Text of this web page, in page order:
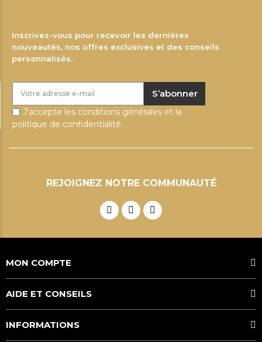
Inscrivez-vous pour recevoir les dernières
nouveautés, nos offres exclusives et des conseils
personnalisés.
S’abonner
J'accepte les conditions générales et la
politique de confidentialité.
REJOIGNEZ NOTRE COMMUNAUTÉ
MON COMPTE
AIDE ET CONSEILS
INFORMATIONS